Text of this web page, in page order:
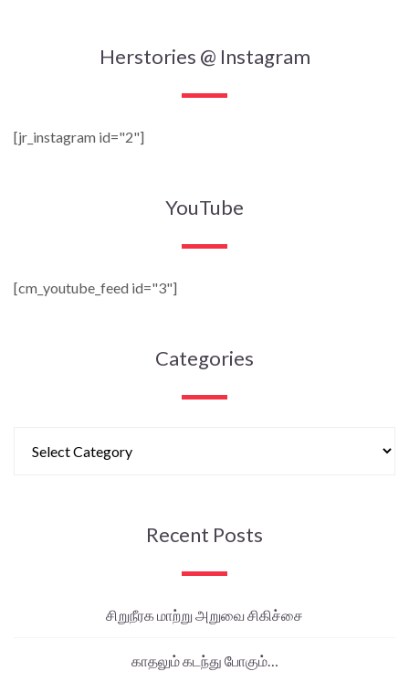
Herstories @ Instagram
[jr_instagram id="2"]
YouTube
[cm_youtube_feed id="3"]
Categories
Recent Posts
சிறுநீரக மாற்று அறுவை சிகிச்சை
காதலும் கடந்து போகும்…